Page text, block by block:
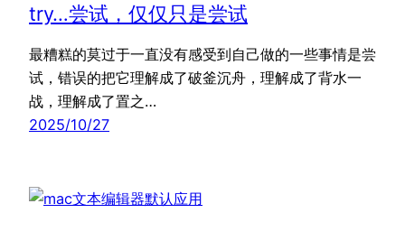
try…尝试，仅仅只是尝试
最糟糕的莫过于一直没有感受到自己做的一些事情是尝
试，错误的把它理解成了破釜沉舟，理解成了背水一
战，理解成了置之…
2025/10/27